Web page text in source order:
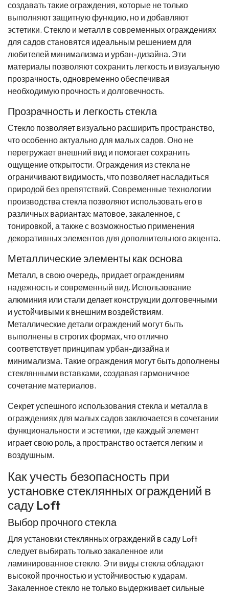
создавать такие ограждения, которые не только
выполняют защитную функцию, но и добавляют
эстетики. Стекло и металл в современных ограждениях
для садов становятся идеальным решением для
любителей минимализма и урбан-дизайна. Эти
материалы позволяют сохранить легкость и визуальную
прозрачность, одновременно обеспечивая
необходимую прочность и долговечность.
Прозрачность и легкость стекла
Стекло позволяет визуально расширить пространство,
что особенно актуально для малых садов. Оно не
перегружает внешний вид и помогает сохранить
ощущение открытости. Ограждения из стекла не
ограничивают видимость, что позволяет насладиться
природой без препятствий. Современные технологии
производства стекла позволяют использовать его в
различных вариантах: матовое, закаленное, с
тонировкой, а также с возможностью применения
декоративных элементов для дополнительного акцента.
Металлические элементы как основа
Металл, в свою очередь, придает ограждениям
надежность и современный вид. Использование
алюминия или стали делает конструкции долговечными
и устойчивыми к внешним воздействиям.
Металлические детали ограждений могут быть
выполнены в строгих формах, что отлично
соответствует принципам урбан-дизайна и
минимализма. Такие ограждения могут быть дополнены
стеклянными вставками, создавая гармоничное
сочетание материалов.
Секрет успешного использования стекла и металла в
ограждениях для малых садов заключается в сочетании
функциональности и эстетики, где каждый элемент
играет свою роль, а пространство остается легким и
воздушным.
Как учесть безопасность при
установке стеклянных ограждений в
саду Loft
Выбор прочного стекла
Для установки стеклянных ограждений в саду Loft
следует выбирать только закаленное или
ламинированное стекло. Эти виды стекла обладают
высокой прочностью и устойчивостью к ударам.
Закаленное стекло не только выдерживает сильные